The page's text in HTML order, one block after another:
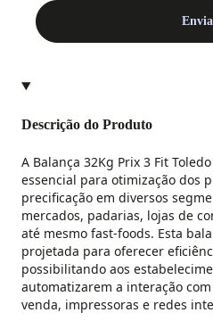
Descrição do Produto
A Balança 32Kg Prix 3 Fit
essencial para otimização dos
precificação em diversos
mercados, padarias, lojas de
até mesmo fast-foods. Esta
projetada para oferecer
possibilitando aos
automatizarem a interação
venda, impressoras e redes